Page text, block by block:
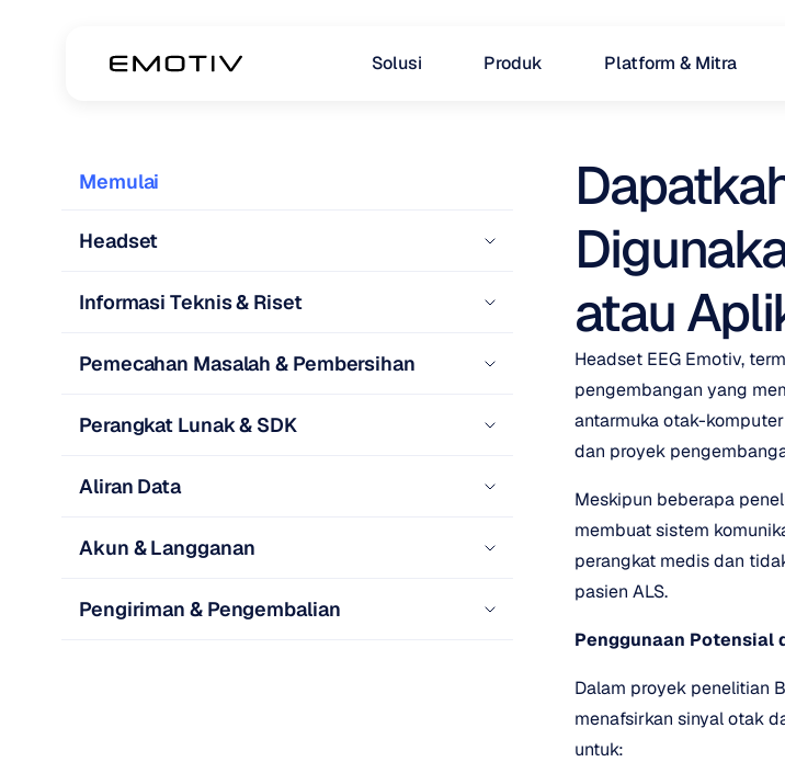
Solusi Produk Platform & Mitra
Memulai
Headset
Informasi Teknis & Riset
Pemecahan Masalah & Pembersihan
Perangkat Lunak & SDK
Aliran Data
Akun & Langganan
Pengiriman & Pengembalian
atau
Headset EEG Emotiv,
pengembangan yang
antarmuka otak-
dan proyek
Meskipun beberapa
membuat sistem
perangkat medis dan
pasien ALS.
Penggunaan Potensial
Dalam proyek penelitian
menafsirkan sinyal otak
untuk: